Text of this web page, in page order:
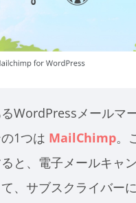
WordPressメールマ
1つは MailChimp。
と、電子メールキャ
、サブスクライバー